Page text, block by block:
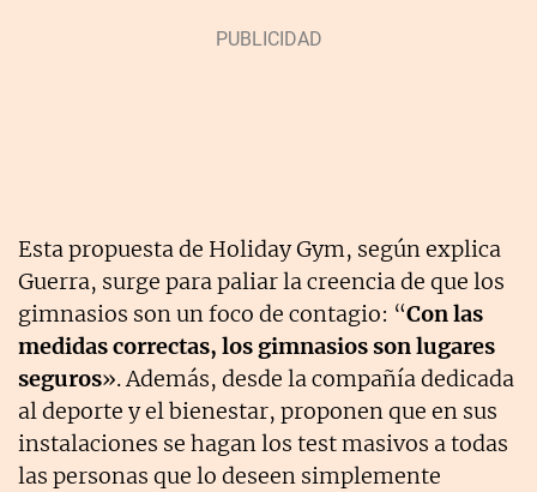
Esta propuesta de Holiday Gym, según explica
Guerra, surge para paliar la creencia de que los
gimnasios son un foco de contagio: “Con las
medidas correctas, los gimnasios son lugares
seguros». Además, desde la compañía dedicada
al deporte y el bienestar, proponen que en sus
instalaciones se hagan los test masivos a todas
las personas que lo deseen simplemente